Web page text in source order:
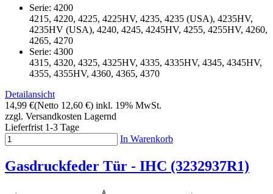
Serie: 4200
4215, 4220, 4225, 4225HV, 4235, 4235 (USA), 4235HV,
4235HV (USA), 4240, 4245, 4245HV, 4255, 4255HV, 4260,
4265, 4270
Serie: 4300
4315, 4320, 4325, 4325HV, 4335, 4335HV, 4345, 4345HV,
4355, 4355HV, 4360, 4365, 4370
Detailansicht
14,99 €(Netto 12,60 €) inkl. 19% MwSt.
zzgl. Versandkosten Lagernd
Lieferfrist 1-3 Tage
In Warenkorb
Gasdruckfeder Tür - IHC (3232937R1)